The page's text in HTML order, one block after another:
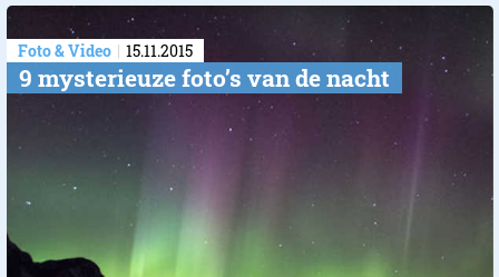
Foto & Video 15.11.2015
9 mysterieuze foto’s van de nacht